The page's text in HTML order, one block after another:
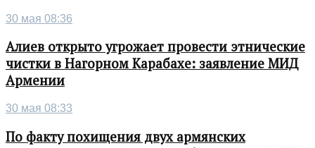
30 мая 08:36
Алиев открыто угрожает провести этнические
чистки в Нагорном Карабахе: заявление МИД
Армении
30 мая 08:33
По факту похищения двух армянских